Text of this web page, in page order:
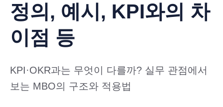
정의, 예시, KPI와의 차
이점 등
KPI·OKR과는 무엇이 다를까? 실무 관점에서
보는 MBO의 구조와 적용법